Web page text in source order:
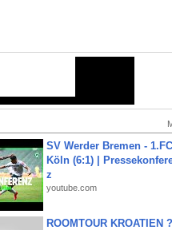
SV Werder Bremen - 1.FC
Köln (6:1) |
z
youtube.com
ROOMTOUR KROATIEN